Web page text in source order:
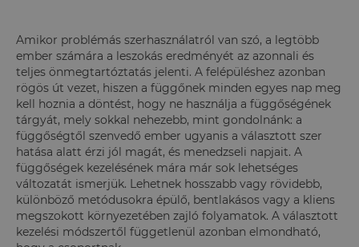
Amikor problémás szerhasználatról van szó, a legtöbb
ember számára a leszokás eredményét az azonnali és
teljes önmegtartóztatás jelenti. A felépüléshez azonban
rögös út vezet, hiszen a függőnek minden egyes nap meg
kell hoznia a döntést, hogy ne használja a függőségének
tárgyát, mely sokkal nehezebb, mint gondolnánk: a
függőségtől szenvedő ember ugyanis a választott szer
hatása alatt érzi jól magát, és menedzseli napjait. A
függőségek kezelésének mára már sok lehetséges
változatát ismerjük. Lehetnek hosszabb vagy rövidebb,
különböző metódusokra épülő, bentlakásos vagy a kliens
megszokott környezetében zajló folyamatok. A választott
kezelési módszertől függetlenül azonban elmondható,